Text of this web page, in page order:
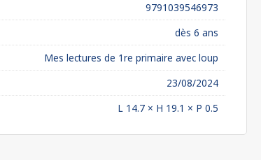
9791039546973
dès 6 ans
Mes lectures de 1re primaire avec loup
23/08/2024
L 14.7 × H 19.1 × P 0.5